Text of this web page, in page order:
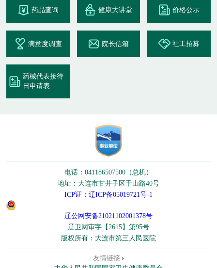
药品查询 健康大讲堂 价格公示
满意度调查 院长信箱 社工招募
药械代表接待
日申请表
电话：041186507500（总机）
地址：大连市甘井子区千山路40号
ICP证：辽ICP备05019721号-1
辽公网安备21021102001378号
辽卫网审字【2615】第95号
版权所有：大连市第三人民医院
友情链接